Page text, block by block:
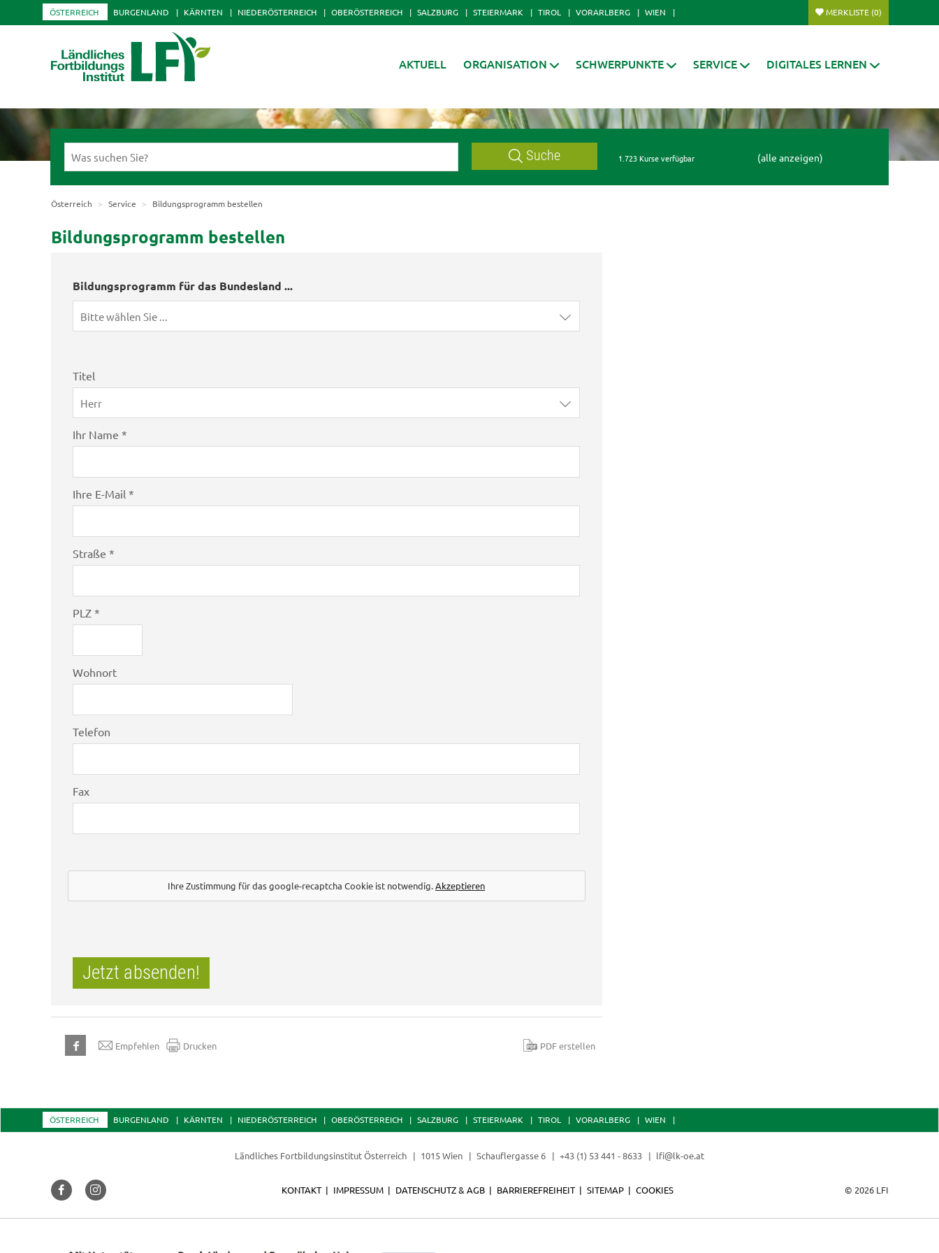
ÖSTERREICH BURGENLAND KÄRNTEN NIEDERÖSTERREICH OBERÖSTERREICH SALZBURG STEIERMARK TIROL VORARLBERG WIEN MERKLISTE (0)
AKTUELL ORGANISATION SCHWERPUNKTE SERVICE DIGITALES LERNEN
Suche 1.723 Kurse verfügbar (alle anzeigen)
Österreich Service Bildungsprogramm bestellen
Bildungsprogramm bestellen
Bildungsprogramm für das Bundesland ...
Bitte wählen Sie ...
Titel
Herr
Ihr Name *
Ihre E-Mail *
Straße *
PLZ *
Wohnort
Telefon
Fax
Ihre Zustimmung für das google-recaptcha Cookie ist notwendig.Akzeptieren
Jetzt absenden!
Empfehlen Drucken PDF erstellen
ÖSTERREICH BURGENLAND KÄRNTEN NIEDERÖSTERREICH OBERÖSTERREICH SALZBURG STEIERMARK TIROL VORARLBERG WIEN
Ländliches Fortbildungsinstitut Österreich 1015 Wien Schauflergasse 6 +43 (1) 53 441 - 8633 lfi@lk-oe.at
© 2026 LFI
KONTAKT IMPRESSUM DATENSCHUTZ & AGB BARRIEREFREIHEIT SITEMAP COOKIES